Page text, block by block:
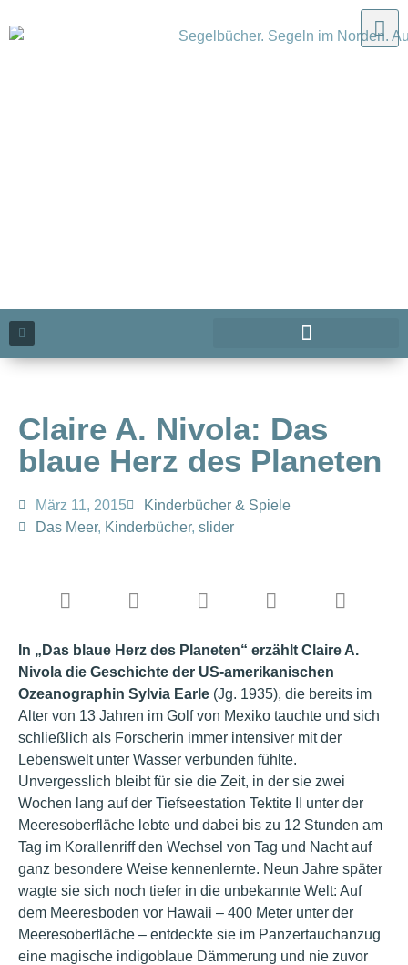
Claire A. Nivola: Das
blaue Herz des Planeten
März 11, 2015
Kinderbücher & Spiele
Das Meer, Kinderbücher, slider
In „Das blaue Herz des Planeten“ erzählt Claire A.
Nivola die Geschichte der US-amerikanischen
Ozeanographin Sylvia Earle (Jg. 1935), die bereits im
Alter von 13 Jahren im Golf von Mexiko tauchte und sich
schließlich als Forscherin immer intensiver mit der
Lebenswelt unter Wasser verbunden fühlte.
Unvergesslich bleibt für sie die Zeit, in der sie zwei
Wochen lang auf der Tiefseestation Tektite II unter der
Meeresoberfläche lebte und dabei bis zu 12 Stunden am
Tag im Korallenriff den Wechsel von Tag und Nacht auf
ganz besondere Weise kennenlernte. Neun Jahre später
wagte sie sich noch tiefer in die unbekannte Welt: Auf
dem Meeresboden vor Hawaii – 400 Meter unter der
Meeresoberfläche – entdeckte sie im Panzertauchanzug
eine magische indigoblaue Dämmerung und nie zuvor